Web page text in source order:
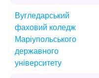
Вугледарський
фаховий коледж
Маріупольського
державного
університету